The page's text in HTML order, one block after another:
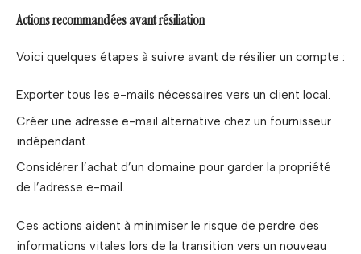
Actions recommandées avant résiliation
Voici quelques étapes à suivre avant de résilier un compte :
Exporter tous les e-mails nécessaires vers un client local.
Créer une adresse e-mail alternative chez un fournisseur
indépendant.
Considérer l’achat d’un domaine pour garder la propriété
de l’adresse e-mail.
Ces actions aident à minimiser le risque de perdre des
informations vitales lors de la transition vers un nouveau